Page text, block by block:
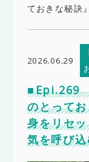
ておきな秘訣
2026.06.29
■Epi.269
のとって
身をリセ
気を呼び